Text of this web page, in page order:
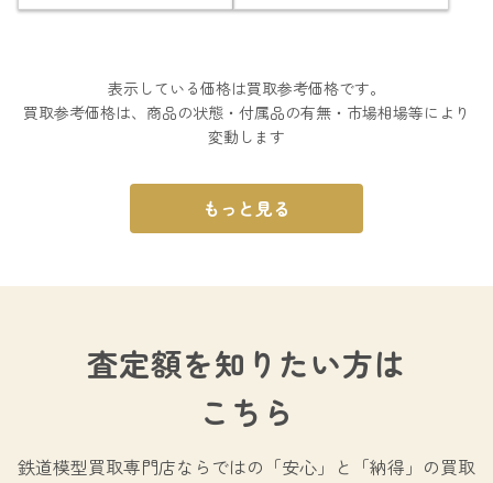
表示している価格は買取参考価格です。
買取参考価格は、商品の状態・付属品の有無・市場相場等により
変動します
もっと見る
査定額を知りたい方は
こちら
鉄道模型買取専門店ならではの 「安心」と「納得」の買取